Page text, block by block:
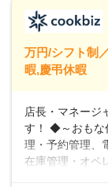
います。
万円/シフト制
暇,慶弔休暇
店長・マネージ
す！ ◆～おもな
理・予約管理、
在庫管理・オペ